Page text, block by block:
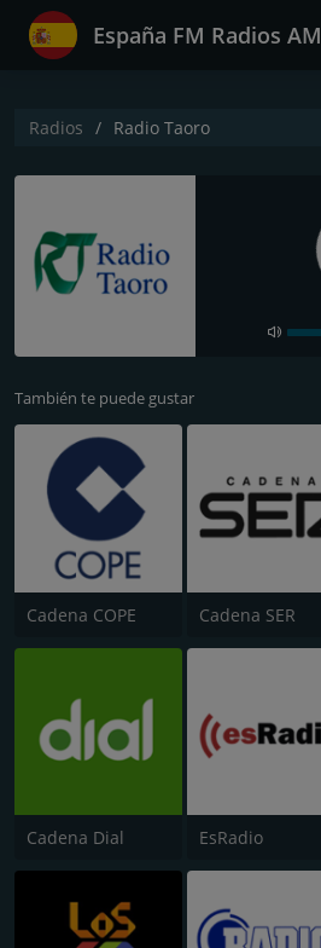
España FM Radios AM
Radios Radio Taoro
También te puede gustar
Cadena COPE Cadena SER
Cadena Dial EsRadio